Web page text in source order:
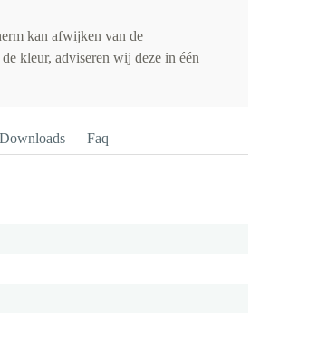
kan afwijken van de
kleur, adviseren wij deze in één
Downloads Faq